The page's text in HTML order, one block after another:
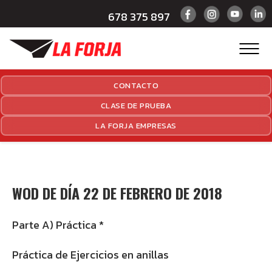
678 375 897
CONTACTO
CLASE DE PRUEBA
LA FORJA EMPRESAS
WOD DE DÍA 22 DE FEBRERO DE 2018
Parte A) Práctica *
Práctica de Ejercicios en anillas